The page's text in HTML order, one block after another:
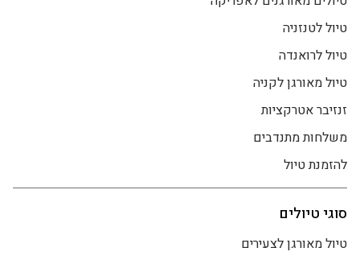
טיול לטנזניה
טיול לרואנדה
טיול מאורגן לקניה
זנזיבר אטרקציות
משלחות מתנדבים
להזמנת טיול
סוגי טיולים
טיול מאורגן לצעירים